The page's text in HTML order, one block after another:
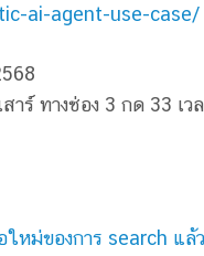
ai-agent-use-case/
568
าร์ ทางช่อง 3 กด 33 เว
ใหม่ของการ search แ